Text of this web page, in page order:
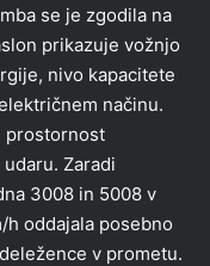
se je zgodila na
prikazuje vožnjo
nivo kapacitete
načinu.
prostornost
Zaradi
3008 in 5008 v
oddajala posebno
v prometu.